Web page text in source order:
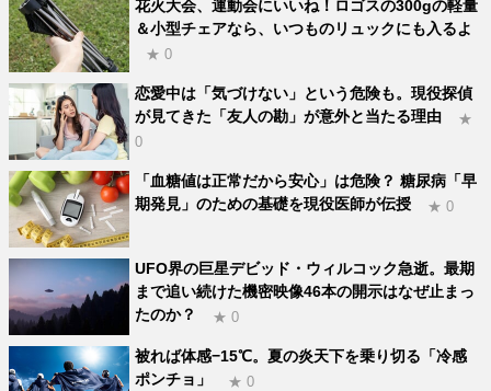
花火大会、運動会にいいね！ロゴスの300gの軽量
＆小型チェアなら、いつものリュックにも入るよ
★ 0
恋愛中は「気づけない」という危険も。現役探偵
が見てきた「友人の勘」が意外と当たる理由
★
0
「血糖値は正常だから安心」は危険？ 糖尿病「早
期発見」のための基礎を現役医師が伝授
★ 0
UFO界の巨星デビッド・ウィルコック急逝。最期
まで追い続けた機密映像46本の開示はなぜ止まっ
たのか？
★ 0
被れば体感−15℃。夏の炎天下を乗り切る「冷感
ポンチョ」
★ 0